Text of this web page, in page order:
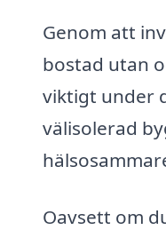
Genom att
bostad utan
viktigt under
välisolerad
Oavsett om